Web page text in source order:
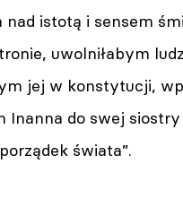
istotą i sensem
uwolniłabym
jej w konstytucji,
do swej
świata”.